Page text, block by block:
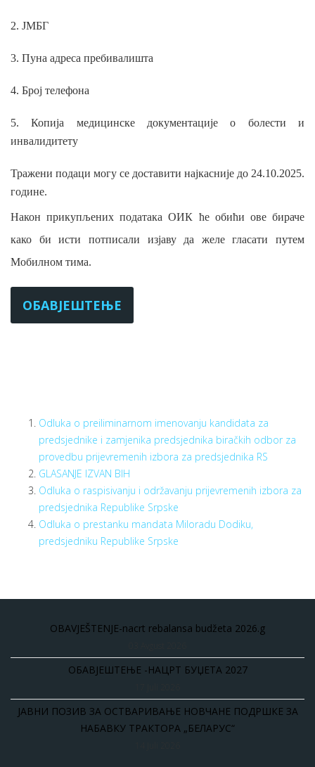
2. ЈМБГ
3. Пуна адреса пребивалишта
4. Број телефона
5. Копија медицинске документације о болести и
инвалидитету
Тражени подаци могу се доставити најкасније до 24.10.2025.
године.
Након прикупљених података ОИК ће обићи ове бираче
како би исти потписали изјаву да желе гласати путем
Мобилном тима.
ОБАВЈЕШТЕЊЕ
Odluka o preiliminarnom imenovanju kandidata za
predsjednike i zamjenika predsjednika biračkih odbor za
provedbu prijevremenih izbora za predsjednika RS
GLASANJE IZVAN BIH
Odluka o raspisivanju i održavanju prijevremenih izbora za
predsjednika Republike Srpske
Odluka o prestanku mandata Miloradu Dodiku,
predsjedniku Republike Srpske
OBAVJEŠTENJE-nacrt rebalansa budžeta 2026.g
ОБАВЈЕШТЕЊЕ -НАЦРТ БУЏЕТА 2027
ЈАВНИ ПОЗИВ ЗА ОСТВАРИВАЊЕ НОВЧАНЕ ПОДРШКЕ ЗА
НАБАВКУ ТРАКТОРА „БЕЛАРУС“